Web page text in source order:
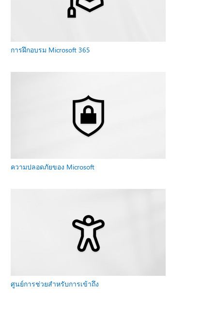
การฝึกอบรม Microsoft 365
ความปลอดภัยของ Microsoft
ศูนย์การช่วยสําหรับการเข้าถึง